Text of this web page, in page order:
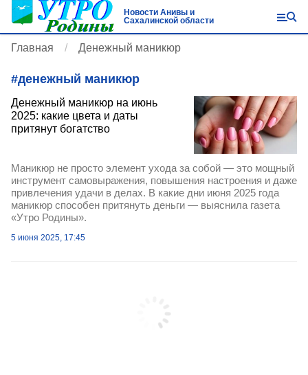
Новости Анивы и
Сахалинской области
Главная Денежный маникюр
#денежный маникюр
Денежный маникюр на июнь
2025: какие цвета и даты
притянут богатство
Маникюр не просто элемент ухода за собой — это мощный
инструмент самовыражения, повышения настроения и даже
привлечения удачи в делах. В какие дни июня 2025 года
маникюр способен притянуть деньги — выяснила газета
«Утро Родины».
5 июня 2025, 17:45